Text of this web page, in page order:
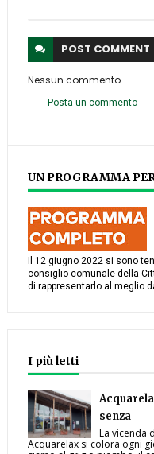
POST COMMENT
Nessun commento
Posta un commento
UN PROGRAMMA
Il 12 giugno 2022 si sono
consiglio comunale della
di rappresentarlo al meglio
I più letti
senza
La vicenda
Acquarelax si colora ogni